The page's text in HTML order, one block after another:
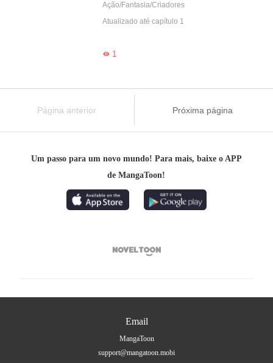
Ação/Fantasia/Criadores
Atualizado até capítulo 1
1
Página anterior Próxima página
Um passo para um novo mundo! Para mais, baixe o APP
de MangaToon!

Email
MangaToon
support@mangatoon.mobi